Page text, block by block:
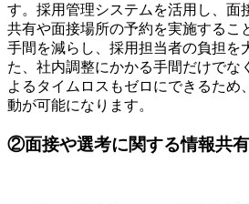
す。採用管理システムを活用し、面
共有や面接場所の予約を実施するこ
手間を減らし、採用担当者の負担を
た、社内調整にかかる手間だけでな
よるタイムロスもゼロにできるため
動が可能になります。
②面接や選考に関する情報共